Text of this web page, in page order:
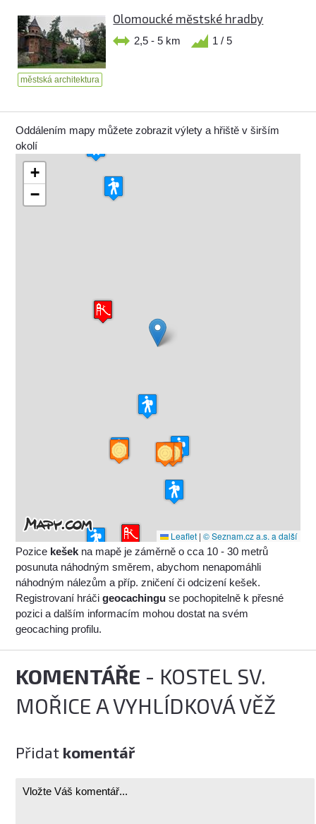
Olomoucké městské hradby
2,5 - 5 km 1 / 5
městská architektura
Oddálením mapy můžete zobrazit výlety a hřiště v širším
okolí
+
−
Leaflet | © Seznam.cz a.s. a další
Pozice kešek na mapě je záměrně o cca 10 - 30 metrů
posunuta náhodným směrem, abychom nenapomáhli
náhodným nálezům a příp. zničení či odcizení kešek.
Registrovaní hráčigeocachingu se pochopitelně k přesné
pozici a dalším informacím mohou dostat na svém
geocaching profilu.
KOMENTÁŘE - KOSTEL SV.
MOŘICE A VYHLÍDKOVÁ VĚŽ
Přidat komentář